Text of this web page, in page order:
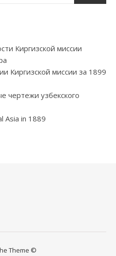
Киргизской миссии
Киргизской миссии за 1899
чертежи узбекского
Asia in 1889
Theme ©